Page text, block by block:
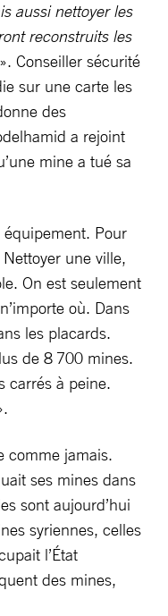
aussi nettoyer les
reconstruits les
Conseiller sécurité
sur une carte les
des
a rejoint
mine a tué sa
Pour
une ville,
On est seulement
où. Dans
les placards.
de 8 700 mines.
carrés à peine.
comme jamais.
ses mines dans
sont aujourd’hui
syriennes, celles
l’État
des mines,